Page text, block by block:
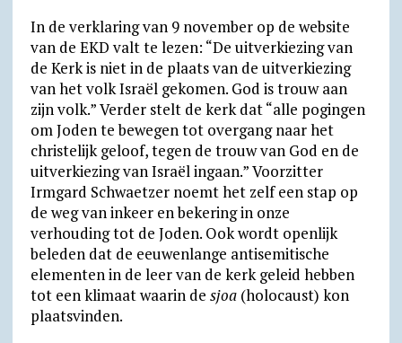
n
d
l
y
o
m
In de verklaring van 9 november op de website
van de EKD valt te lezen: “De uitverkiezing van
de Kerk is niet in de plaats van de uitverkiezing
van het volk Israël gekomen. God is trouw aan
zijn volk.” Verder stelt de kerk dat “alle pogingen
om Joden te bewegen tot overgang naar het
christelijk geloof, tegen de trouw van God en de
uitverkiezing van Israël ingaan.” Voorzitter
Irmgard Schwaetzer noemt het zelf een stap op
de weg van inkeer en bekering in onze
verhouding tot de Joden. Ook wordt openlijk
beleden dat de eeuwenlange antisemitische
elementen in de leer van de kerk geleid hebben
tot een klimaat waarin de sjoa (holocaust) kon
plaatsvinden.